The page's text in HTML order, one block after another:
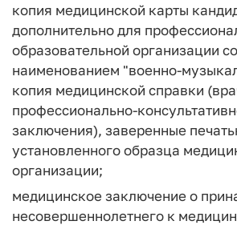
копия медицинской карты
дополнительно для
образовательной организации
наименованием "военно-
копия медицинской справки
профессионально-
заключения), заверенные
установленного образца
организации;
медицинское заключение о
несовершеннолетнего к